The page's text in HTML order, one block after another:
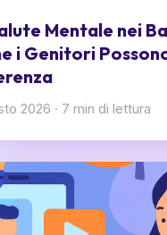
Mentale nei
i Genitori
2026 · 7 min di lettura